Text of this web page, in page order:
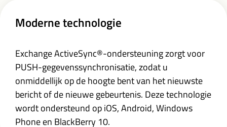
Moderne technologie
Exchange ActiveSync®-ondersteuning zorgt voor
PUSH-gegevenssynchronisatie, zodat u
onmiddellijk op de hoogte bent van het nieuwste
bericht of de nieuwe gebeurtenis. Deze technologie
wordt ondersteund op iOS, Android, Windows
Phone en BlackBerry 10.